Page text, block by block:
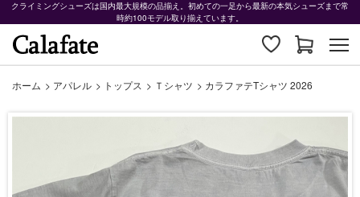
クライミングシューズは国内最大規模の品揃え。初めての一足から最新の本気シューズまで常
時約100モデル取り揃えています。
ホーム > アパレル > トップス > Ｔシャツ > カラファテTシャツ 2026